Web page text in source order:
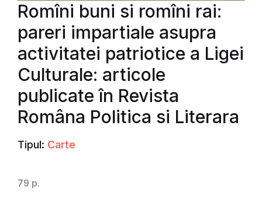
Romîni buni si romîni rai:
pareri impartiale asupra
activitatei patriotice a Ligei
Culturale: articole
publicate în Revista
Româna Politica si Literara
Tipul: Carte
79 p.